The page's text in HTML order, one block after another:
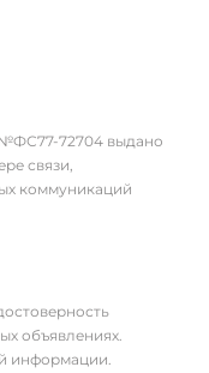
72704 выдано
связи,
коммуникаций
объявлениях.
информации.